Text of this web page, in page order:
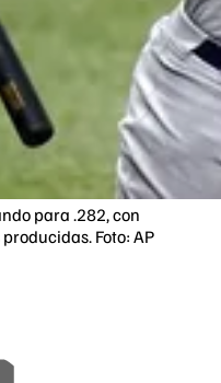
para .282, con
Foto: AP